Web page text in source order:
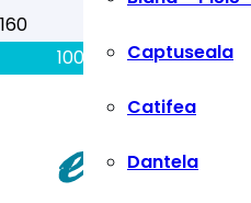
100% aici gasiti tot ce
Captuseala
Catifea
Dantela